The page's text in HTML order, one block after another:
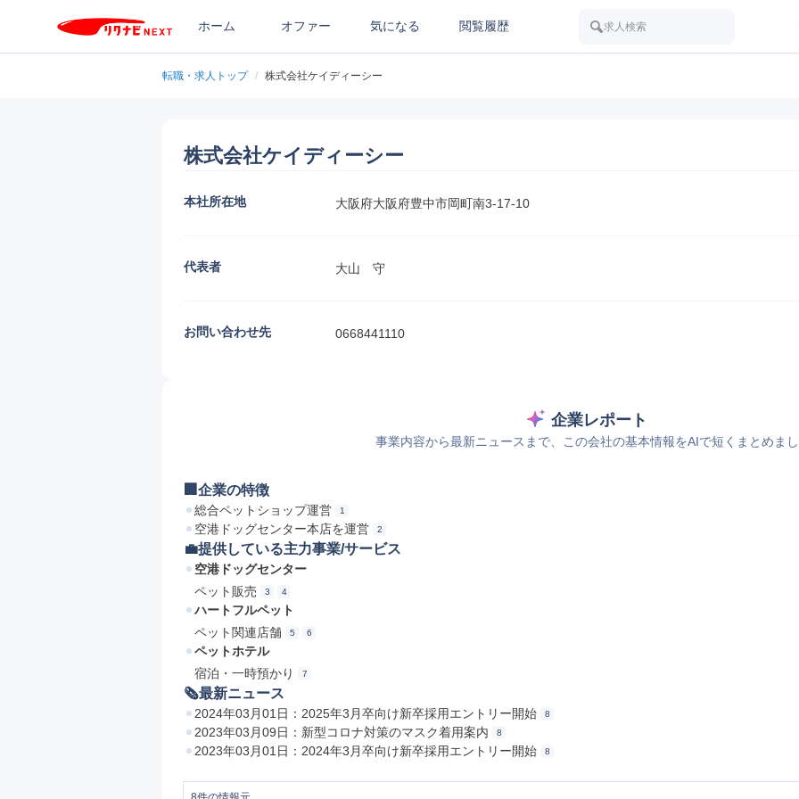
ホーム オファー 気になる 閲覧履歴 求人検索
転職・求人トップ / 株式会社ケイディーシー
株式会社ケイディーシー
本社所在地 大阪府大阪府豊中市岡町南3-17-10
代表者 大山　守
お問い合わせ先 0668441110
企業レポート
事業内容から最新ニュースまで、この会社の基本情報をAIで短くまとめま
🏢企業の特徴
総合ペットショップ運営 1
空港ドッグセンター本店を運営 2
💼提供している主力事業/サービス
空港ドッグセンター
ペット販売
3 4
ハートフルペット
ペット関連店舗
5 6
ペットホテル
宿泊・一時預かり
7
🗞最新ニュース
2024年03月01日：2025年3月卒向け新卒採用エントリー開始 8
2023年03月09日：新型コロナ対策のマスク着用案内 8
2023年03月01日：2024年3月卒向け新卒採用エントリー開始 8